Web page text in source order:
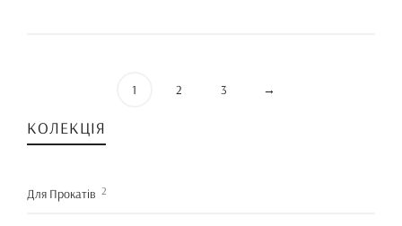
1 2 3 →
КОЛЕКЦІЯ
Для Прокатів 2